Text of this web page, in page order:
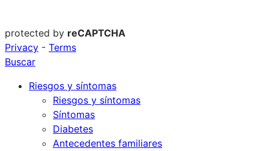
protected by reCAPTCHA
Privacy - Terms
Buscar
Riesgos y síntomas
Riesgos y síntomas
Síntomas
Diabetes
Antecedentes familiares